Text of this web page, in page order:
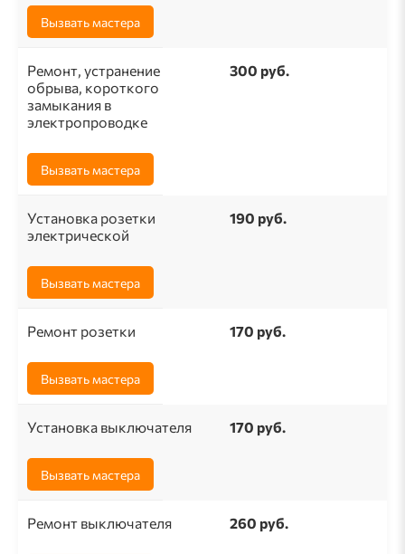
Вызвать мастера
Ремонт, устранение
обрыва, короткого
замыкания в
электропроводке
300 руб.
Вызвать мастера
Установка розетки
электрической
190 pуб.
Вызвать мастера
Ремонт розетки 170 pуб.
Вызвать мастера
Установка выключателя 170 руб.
Вызвать мастера
Ремонт выключателя 260 pуб.